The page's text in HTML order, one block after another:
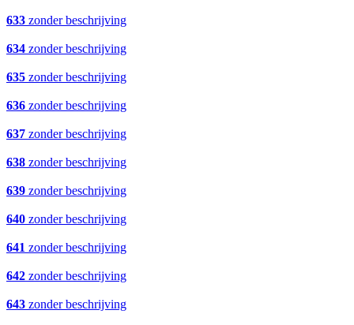
633 zonder beschrijving
634 zonder beschrijving
635 zonder beschrijving
636 zonder beschrijving
637 zonder beschrijving
638 zonder beschrijving
639 zonder beschrijving
640 zonder beschrijving
641 zonder beschrijving
642 zonder beschrijving
643 zonder beschrijving